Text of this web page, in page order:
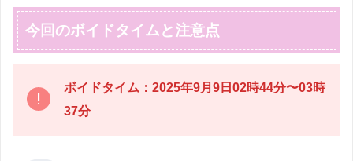
今回のボイドタイムと注意点
ボイドタイム：2025年9月9日02時44分〜03時
37分